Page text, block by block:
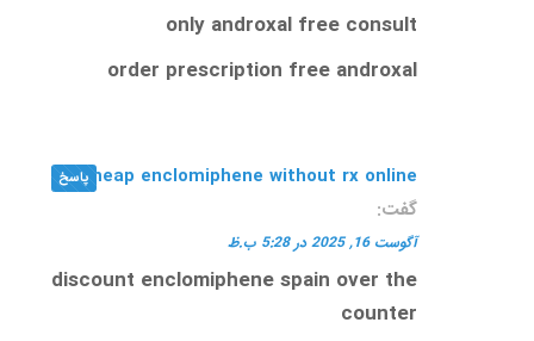
only androxal free consult
order prescription free androxal
cheap enclomiphene without rx online
گفت:
آگوست 16, 2025 در 5:28 ب.ظ
discount enclomiphene spain over the
counter
پاسخ